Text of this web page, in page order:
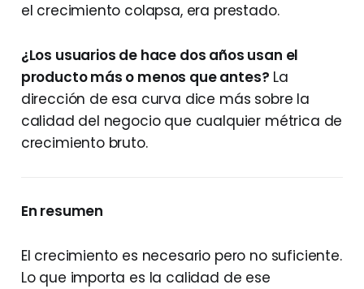
el crecimiento colapsa, era prestado.
¿Los usuarios de hace dos años usan el
producto más o menos que antes? La
dirección de esa curva dice más sobre la
calidad del negocio que cualquier métrica de
crecimiento bruto.
En resumen
El crecimiento es necesario pero no suficiente.
Lo que importa es la calidad de ese